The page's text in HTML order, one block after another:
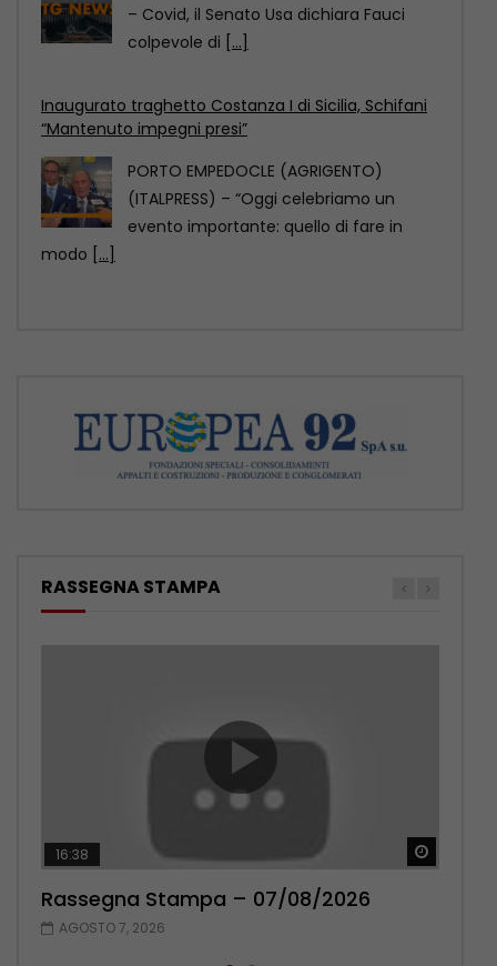
(ITALPRESS) – “Oggi celebriamo un
evento importante: quello di fare in
Comazzi “Gli animali non si abbandonano,
denunciate chi lo fa”
MILANO (ITALPRESS) – “Non si
abbandonano gli animali, ormai ci sono
RASSEGNA STAMPA
16:38
Rassegna Stampa – 07/08/2026
AGOSTO 7, 2026
17:38
Rassegna Stampa – 06/08/2026
AGOSTO 6, 2026